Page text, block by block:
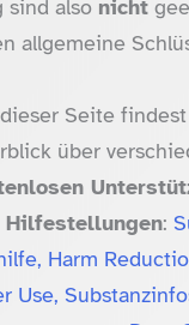
sind also nicht
allgemeine
Seite
über
Hilfestellungen:
Harm
Use,